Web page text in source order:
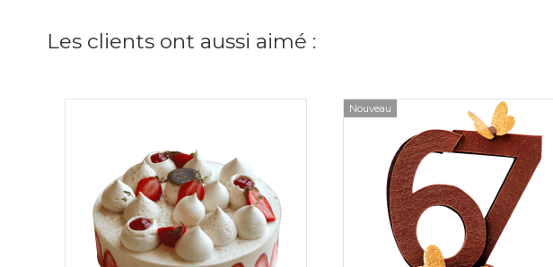
Les clients ont aussi aimé :
Nouveau